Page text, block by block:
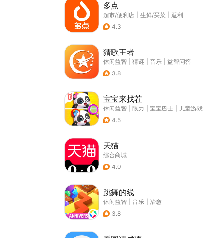
多点
超市/便利店 生鲜/买菜
返利
4.3
猜歌王者
休闲益智 猜谜 音乐
益智问答
3.8
宝宝来找茬
休闲益智 眼力 宝宝巴士
儿童游戏
4.5
天猫
综合商城
4.0
跳舞的线
休闲益智 音乐
治愈
3.8